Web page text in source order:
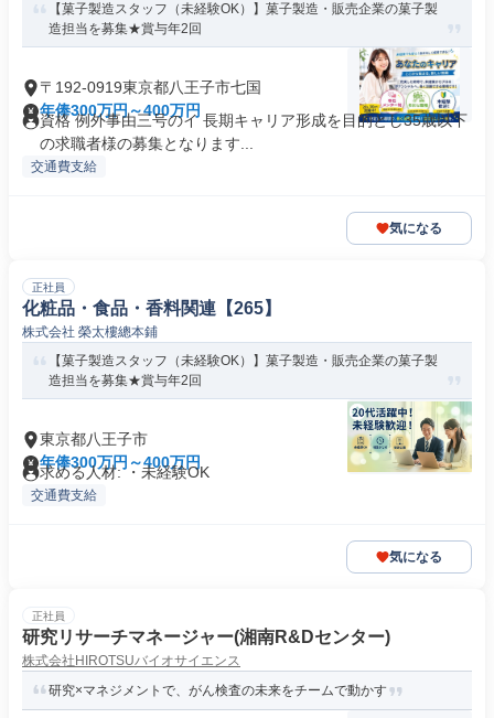
【菓子製造スタッフ（未経験OK）】菓子製造・販売企業の菓子製
造担当を募集★賞与年2回
〒192-0919東京都八王子市七国
年俸300万円～400万円
資格 例外事由三号のイ 長期キャリア形成を目的とし35歳以下
の求職者様の募集となります...
交通費支給
気になる
正社員
化粧品・食品・香料関連【265】
株式会社 榮太樓總本鋪
【菓子製造スタッフ（未経験OK）】菓子製造・販売企業の菓子製
造担当を募集★賞与年2回
東京都八王子市
年俸300万円～400万円
求める人材: ・未経験OK
交通費支給
気になる
正社員
研究リサーチマネージャー(湘南R&Dセンター)
株式会社HIROTSUバイオサイエンス
研究×マネジメントで、がん検査の未来をチームで動かす